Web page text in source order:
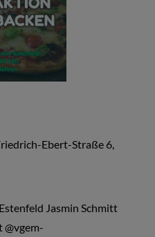
Ebert-Straße 6,
Jasmin Schmitt